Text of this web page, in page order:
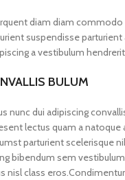
diam diam
suspendisse
a vestibulum
BULUM
nunc dui adipiscing
lectus quam a
parturient scelerisque
bibendum sem
nisl class